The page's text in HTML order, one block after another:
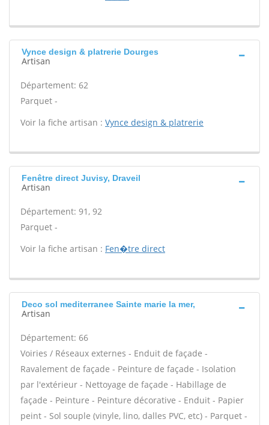
Vynce design & platrerie Dourges
Artisan
Département: 62
Parquet -
Voir la fiche artisan : Vynce design & platrerie
Fenêtre direct Juvisy, Draveil
Artisan
Département: 91, 92
Parquet -
Voir la fiche artisan : Fen�tre direct
Deco sol mediterranee Sainte marie la mer,
Artisan
Département: 66
Voiries / Réseaux externes - Enduit de façade -
Ravalement de façade - Peinture de façade - Isolation
par l'extérieur - Nettoyage de façade - Habillage de
façade - Peinture - Peinture décorative - Enduit - Papier
peint - Sol souple (vinyle, lino, dalles PVC, etc) - Parquet -